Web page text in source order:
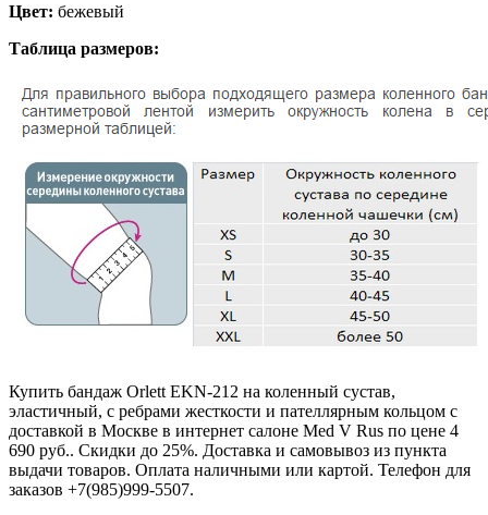
Цвет: бежевый
Таблица размеров:
Купить бандаж Orlett EKN-212 на коленный сустав,
эластичный, с ребрами жесткости и пателлярным кольцом с
доставкой в Москве в интернет салоне Med V Rus по цене 4
690 руб.. Скидки до 25%. Доставка и самовывоз из пункта
выдачи товаров. Оплата наличными или картой. Телефон для
заказов +7(985)999-5507.